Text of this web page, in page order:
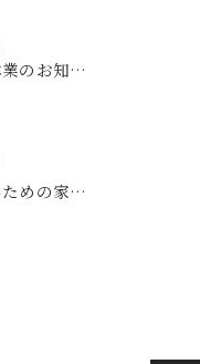
年末年始の休業のお知らせ
『失敗しないための家づくり勉強会』 洲本市 住宅展示場にて